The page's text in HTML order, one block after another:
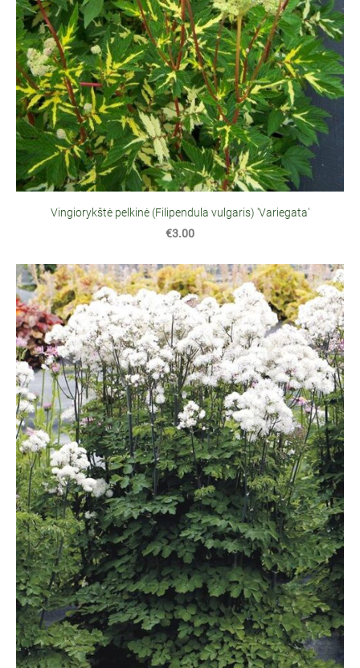
Vingiorykštė pelkinė (Filipendula vulgaris) 'Variegata'
€3.00